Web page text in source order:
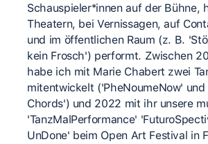
Schauspieler*innen auf der Bühne,
Theatern, bei Vernissagen, auf
und im öffentlichen Raum (z. B.
kein Frosch') performt. Zwischen
habe ich mit Marie Chabert zwei
mitentwickelt ('PheNoumeNow'
Chords') und 2022 mit ihr unsere
'TanzMalPerformance'
UnDone' beim Open Art Festival in